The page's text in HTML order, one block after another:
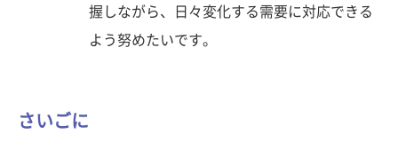
握しながら、日々変化する需要に対応できる
よう努めたいです。
さいごに